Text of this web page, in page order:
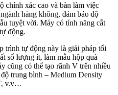
chính xác cao và bàn làm việc
hàng không, đảm bảo độ
tuyệt vời. Máy có tính năng cắt
động.
trình tự động này là giải pháp tối
số lượng ít, làm mẫu hộp quà
cũng có thể tạo rãnh V trên nhiều
trung bình – Medium Density
v.v…